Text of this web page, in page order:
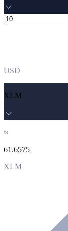
USD
XLM
≈
61.6575
XLM